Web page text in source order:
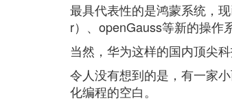
最具代表性的是鸿蒙系统，
r）、openGauss等新的操作
当然，华为这样的国内顶尖
令人没有想到的是，有一家
化编程的空白。